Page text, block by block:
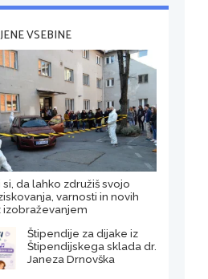
VSEBINE
da lahko združiš svojo
varnosti in novih
Štipendije za dijake iz
Štipendijskega sklada dr.
Janeza Drnovška